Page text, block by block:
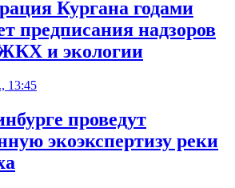
Кургана годами
предписания надзоров
и экологии
13:45
проведут
экоэкспертизу реки